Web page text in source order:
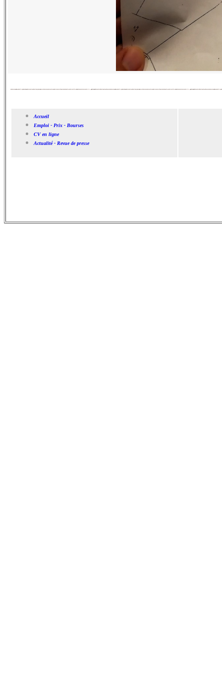
Accueil
Emploi - Prix - Bourses
CV en ligne
Actualité - Revue de presse